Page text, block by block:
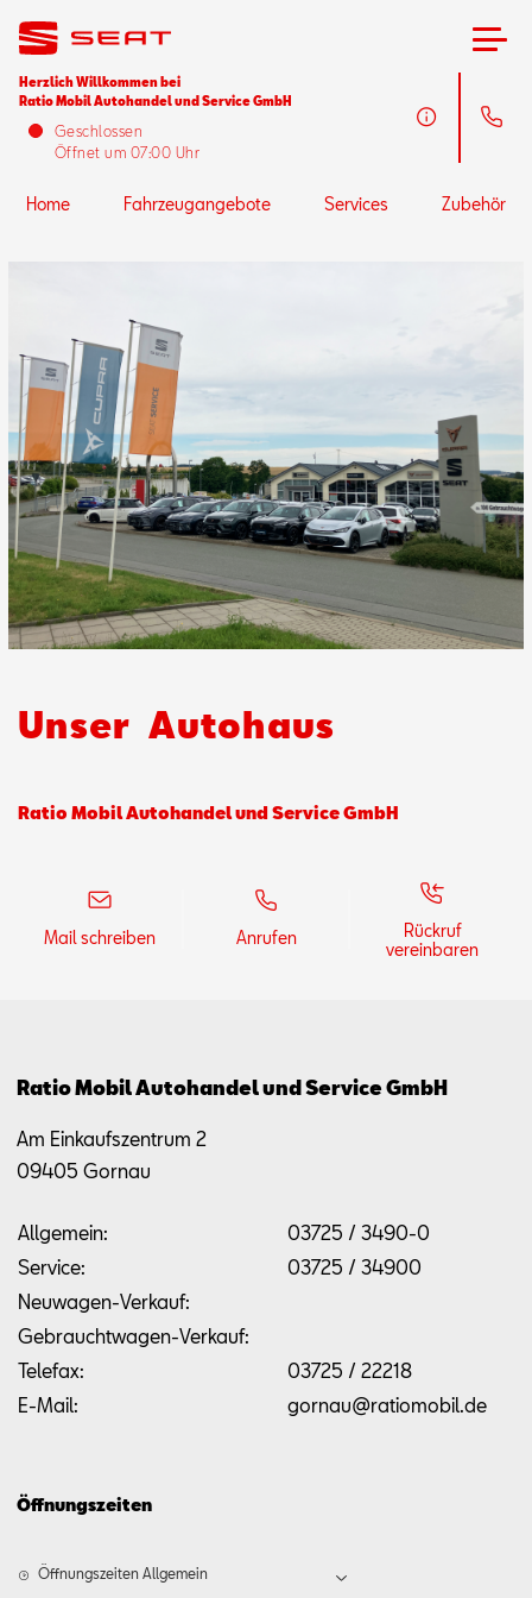
Herzlich Willkommen bei
Ratio Mobil Autohandel und Service GmbH
Geschlossen
Öffnet um 07:00 Uhr
Home
Fahrzeugangebote
Zubehör
SEAT FOR BUSINESS
Über uns
Aktionen
Home Fahrzeugangebote Services Zubehör
Unser Autohaus
Ratio Mobil Autohandel und Service GmbH
Mail schreiben Anrufen
Rückruf
vereinbaren
Ratio Mobil Autohandel und Service GmbH
Am Einkaufszentrum 2
09405 Gornau
Allgemein:
03725 / 3490-0
Service:
03725 / 34900
Neuwagen-Verkauf:
Gebrauchtwagen-Verkauf:
Telefax:
03725 / 22218
E-Mail:
gornau@ratiomobil.de
Öffnungszeiten
Öffnungszeiten Allgemein